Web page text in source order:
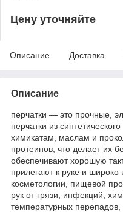
Цену уточняйте
Описание Доставка
Описание
перчатки — это прочные,
перчатки из
химикатам, маслам и
протеинов, что делает их
обеспечивают хорошую
прилегают к руке и широко
косметологии, пищевой
рук от грязи, инфекций,
температурных перепадов,